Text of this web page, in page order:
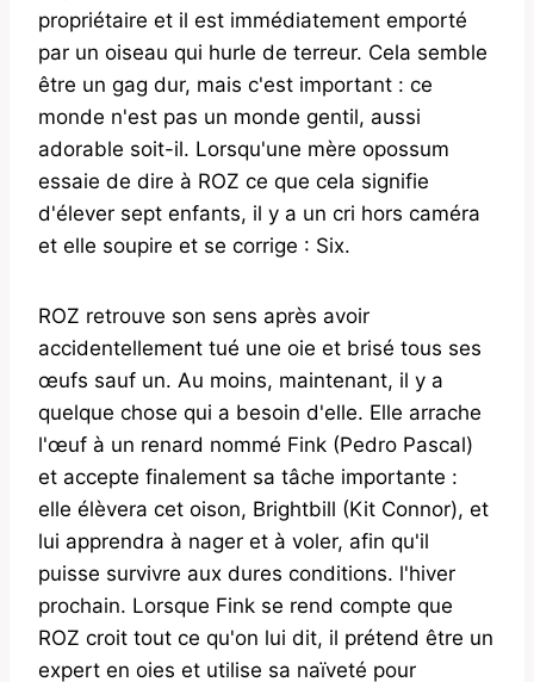
propriétaire et il est immédiatement emporté
par un oiseau qui hurle de terreur. Cela semble
être un gag dur, mais c'est important : ce
monde n'est pas un monde gentil, aussi
adorable soit-il. Lorsqu'une mère opossum
essaie de dire à ROZ ce que cela signifie
d'élever sept enfants, il y a un cri hors caméra
et elle soupire et se corrige : Six.
ROZ retrouve son sens après avoir
accidentellement tué une oie et brisé tous ses
œufs sauf un. Au moins, maintenant, il y a
quelque chose qui a besoin d'elle. Elle arrache
l'œuf à un renard nommé Fink (Pedro Pascal)
et accepte finalement sa tâche importante :
elle élèvera cet oison, Brightbill (Kit Connor), et
lui apprendra à nager et à voler, afin qu'il
puisse survivre aux dures conditions. l'hiver
prochain. Lorsque Fink se rend compte que
ROZ croit tout ce qu'on lui dit, il prétend être un
expert en oies et utilise sa naïveté pour